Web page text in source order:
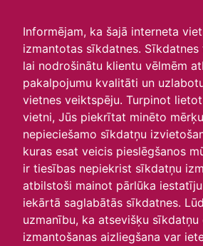
Informējam, ka šajā interneta
izmantotas sīkdatnes.
lai nodrošinātu klientu vēlmēm
pakalpojumu kvalitāti un
vietnes veiktspēju. Turpinot
vietni, Jūs piekrītat minēto
nepieciešamo sīkdatņu
kuras esat veicis pieslēgšanos
ir tiesības nepiekrist sīkdatņu
atbilstoši mainot pārlūka
iekārtā saglabātās sīkdatnes.
uzmanību, ka atsevišķu sīkdatņu
izmantošanas aizliegšana var
Skats :
Aktuālie
Šodien Šonedēļ
Arhīvs